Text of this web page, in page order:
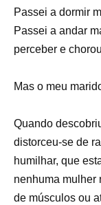
Passei a dormir
Passei a andar
perceber e
Mas o meu
Quando
distorceu-se de
humilhar, que
nenhuma mulher
de músculos ou